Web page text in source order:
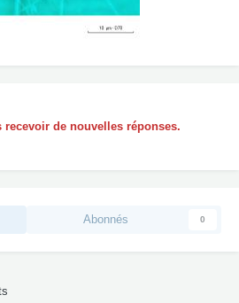
recevoir de nouvelles réponses.
Abonnés 0